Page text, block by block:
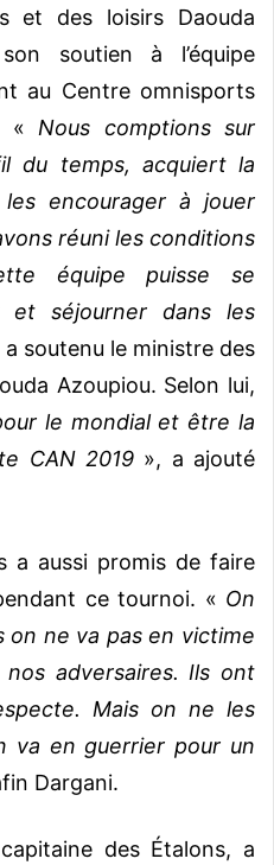
et des loisirs Daouda
soutien à l’équipe
au Centre omnisports
« Nous comptions sur
du temps, acquiert la
encourager à jouer
réuni les conditions
équipe puisse se
et séjourner dans les
a soutenu le ministre des
Azoupiou. Selon lui,
le mondial et être la
CAN 2019», a ajouté
a aussi promis de faire
ce tournoi. « On
on ne va pas en victime
adversaires. Ils ont
Mais on ne les
va en guerrier pour un
Dargani.
des Étalons, a